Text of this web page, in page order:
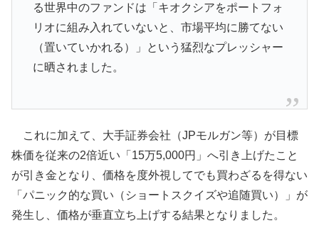
る世界中のファンドは「キオクシアをポートフォ
リオに組み入れていないと、市場平均に勝てない
（置いていかれる）」という猛烈なプレッシャー
に晒されました。
これに加えて、大手証券会社（JPモルガン等）が目標
株価を従来の2倍近い「15万5,000円」へ引き上げたこと
が引き金となり、価格を度外視してでも買わざるを得ない
「パニック的な買い（ショートスクイズや追随買い）」が
発生し、価格が垂直立ち上げする結果となりました。